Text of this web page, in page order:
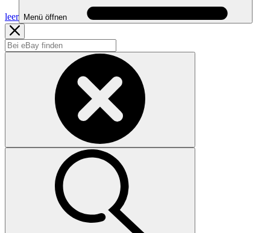
leer Menü öffnen